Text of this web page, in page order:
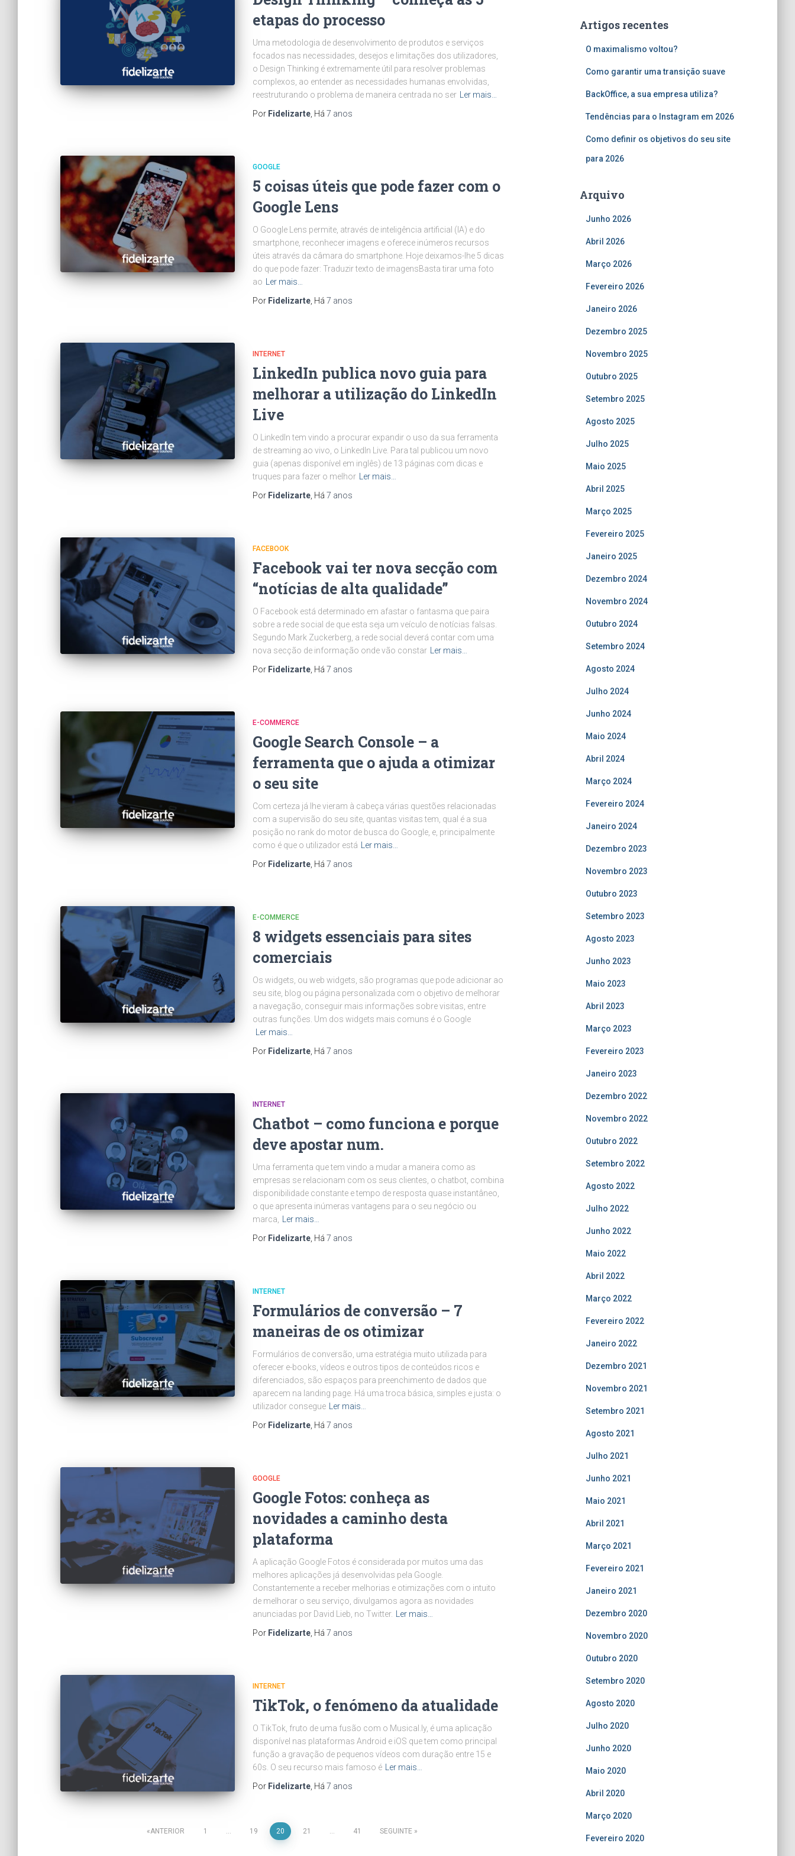
etapas do processo
Uma metodologia de desenvolvimento de produtos e serviços
focados nas necessidades, desejos e limitações dos utilizadores,
o Design Thinking é extremamente útil para resolver problemas
complexos, ao entender as necessidades humanas envolvidas,
reestruturando o problema de maneira centrada no ser
Ler mais…
Por Fidelizarte , Há 7 anos
GOOGLE
5 coisas úteis que pode fazer com o
Google Lens
O Google Lens permite, através de inteligência artificial (IA) e do
smartphone, reconhecer imagens e oferece inúmeros recursos
úteis através da câmara do smartphone. Hoje deixamos-lhe 5 dicas
do que pode fazer: Traduzir texto de imagensBasta tirar uma foto
ao
Ler mais…
Por Fidelizarte , Há 7 anos
INTERNET
LinkedIn publica novo guia para
melhorar a utilização do LinkedIn
Live
O LinkedIn tem vindo a procurar expandir o uso da sua ferramenta
de streaming ao vivo, o LinkedIn Live. Para tal publicou um novo
guia (apenas disponível em inglês) de 13 páginas com dicas e
truques para fazer o melhor
Ler mais…
Por Fidelizarte , Há 7 anos
FACEBOOK
Facebook vai ter nova secção com
“notícias de alta qualidade”
O Facebook está determinado em afastar o fantasma que paira
sobre a rede social de que esta seja um veículo de notícias falsas.
Segundo Mark Zuckerberg, a rede social deverá contar com uma
nova secção de informação onde vão constar
Ler mais…
Por Fidelizarte , Há 7 anos
E-COMMERCE
Google Search Console – a
ferramenta que o ajuda a otimizar
o seu site
Com certeza já lhe vieram à cabeça várias questões relacionadas
com a supervisão do seu site, quantas visitas tem, qual é a sua
posição no rank do motor de busca do Google, e, principalmente
como é que o utilizador está
Ler mais…
Por Fidelizarte , Há 7 anos
E-COMMERCE
8 widgets essenciais para sites
comerciais
Os widgets, ou web widgets, são programas que pode adicionar ao
seu site, blog ou página personalizada com o objetivo de melhorar
a navegação, conseguir mais informações sobre visitas, entre
outras funções. Um dos widgets mais comuns é o Google
Ler mais…
Por Fidelizarte , Há 7 anos
INTERNET
Chatbot – como funciona e porque
deve apostar num.
Uma ferramenta que tem vindo a mudar a maneira como as
empresas se relacionam com os seus clientes, o chatbot, combina
disponibilidade constante e tempo de resposta quase instantâneo,
o que apresenta inúmeras vantagens para o seu negócio ou
marca,
Ler mais…
Por Fidelizarte , Há 7 anos
INTERNET
Formulários de conversão – 7
maneiras de os otimizar
Formulários de conversão, uma estratégia muito utilizada para
oferecer e-books, vídeos e outros tipos de conteúdos ricos e
diferenciados, são espaços para preenchimento de dados que
aparecem na landing page. Há uma troca básica, simples e justa: o
utilizador consegue
Ler mais…
Por Fidelizarte , Há 7 anos
GOOGLE
Google Fotos: conheça as
novidades a caminho desta
plataforma
A aplicação Google Fotos é considerada por muitos uma das
melhores aplicações já desenvolvidas pela Google.
Constantemente a receber melhorias e otimizações com o intuito
de melhorar o seu serviço, divulgamos agora as novidades
anunciadas por David Lieb, no Twitter.
Ler mais…
Por Fidelizarte , Há 7 anos
INTERNET
TikTok, o fenómeno da atualidade
O TikTok, fruto de uma fusão com o Musical.ly, é uma aplicação
disponível nas plataformas Android e iOS que tem como principal
função a gravação de pequenos vídeos com duração entre 15 e
60s. O seu recurso mais famoso é
Ler mais…
Por Fidelizarte , Há 7 anos
PaginaçãoANTERIOR 1 … 19 20 21 … 41 SEGUINTE
iArtigos recentes
O maximalismo voltou?
Como garantir uma transição suave
BackOffice, a sua empresa utiliza?
Tendências para o Instagram em 2026
Como definir os objetivos do seu site
para 2026
Arquivo
Junho 2026
Abril 2026
Março 2026
Fevereiro 2026
Janeiro 2026
Dezembro 2025
Novembro 2025
Outubro 2025
Setembro 2025
Agosto 2025
Julho 2025
Maio 2025
Abril 2025
Março 2025
Fevereiro 2025
Janeiro 2025
Dezembro 2024
Novembro 2024
Outubro 2024
Setembro 2024
Agosto 2024
Julho 2024
Junho 2024
Maio 2024
Abril 2024
Março 2024
Fevereiro 2024
Janeiro 2024
Dezembro 2023
Novembro 2023
Outubro 2023
Setembro 2023
Agosto 2023
Junho 2023
Maio 2023
Abril 2023
Março 2023
Fevereiro 2023
Janeiro 2023
Dezembro 2022
Novembro 2022
Outubro 2022
Setembro 2022
Agosto 2022
Julho 2022
Junho 2022
Maio 2022
Abril 2022
Março 2022
Fevereiro 2022
Janeiro 2022
Dezembro 2021
Novembro 2021
Setembro 2021
Agosto 2021
Julho 2021
Junho 2021
Maio 2021
Abril 2021
Março 2021
Fevereiro 2021
Janeiro 2021
Dezembro 2020
Novembro 2020
Outubro 2020
Setembro 2020
Agosto 2020
Julho 2020
Junho 2020
Maio 2020
Abril 2020
Março 2020
Fevereiro 2020